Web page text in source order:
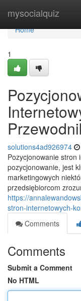
mysocialquiz
Home
Home
1
solutions4ad926974
Pozycjonowanie stron
pozycjonowanie, jest
marketingowych
przedsiębiorcom
https://
stron-internetowych-
Comments
Comments
Submit a Comment
No HTML